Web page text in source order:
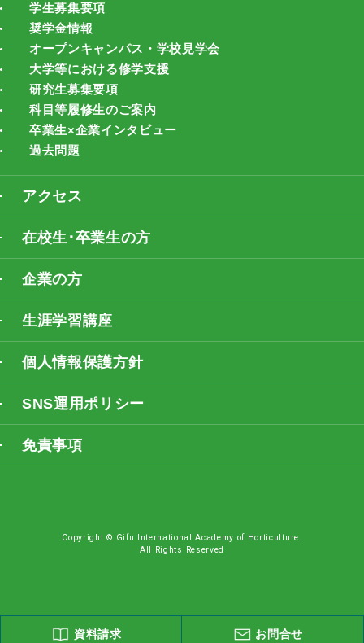
学生募集要項
奨学金情報
オープンキャンパス・学校見学会
大学等における修学支援
研究生募集要項
科目等履修生のご案内
卒業生×企業インタビュー
過去問題
アクセス
在校生･卒業生の方
企業の方
生涯学習講座
個人情報保護方針
SNS運用ポリシー
免責事項
Copyright © Gifu International Academy of Horticulture.
All Rights Reserved
資料請求 お問合せ